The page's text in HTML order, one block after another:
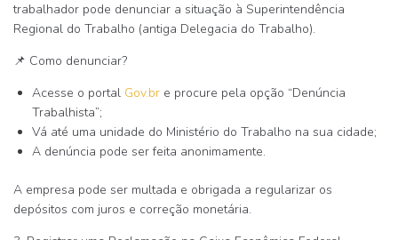
trabalhador pode denunciar a situação à Superintendência
Regional do Trabalho (antiga Delegacia do Trabalho).
📌 Como denunciar?
Acesse o portal Gov.br e procure pela opção “Denúncia
Trabalhista”;
Vá até uma unidade do Ministério do Trabalho na sua cidade;
A denúncia pode ser feita anonimamente.
A empresa pode ser multada e obrigada a regularizar os
depósitos com juros e correção monetária.